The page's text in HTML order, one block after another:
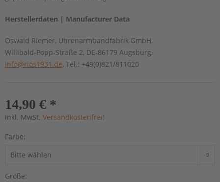
Herstellerdaten | Manufacturer Data
Oswald Riemer, Uhrenarmbandfabrik GmbH,
Willibald-Popp-Straße 2, DE-86179 Augsburg,
info@rios1931.de, Tel.: +49(0)821/811020
14,90 € *
inkl. MwSt. Versandkostenfrei!
Farbe:
Größe: